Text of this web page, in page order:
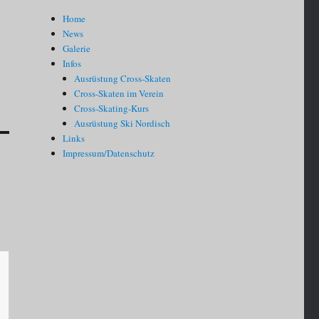
Home
News
Galerie
Infos
Ausrüstung Cross-Skaten
Cross-Skaten im Verein
Cross-Skating-Kurs
Ausrüstung Ski Nordisch
Links
Impressum/Datenschutz